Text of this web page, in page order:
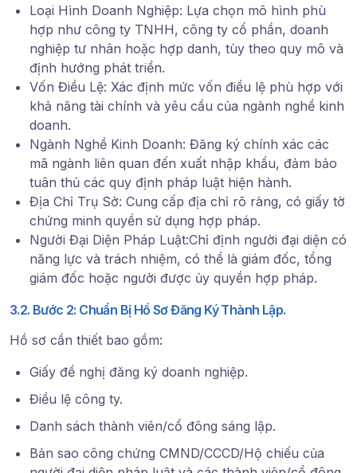
Loại Hình Doanh Nghiệp: Lựa chọn mô hình phù
hợp như công ty TNHH, công ty cổ phần, doanh
nghiệp tư nhân hoặc hợp danh, tùy theo quy mô và
định hướng phát triển.
Vốn Điều Lệ: Xác định mức vốn điều lệ phù hợp với
khả năng tài chính và yêu cầu của ngành nghề kinh
doanh.
Ngành Nghề Kinh Doanh: Đăng ký chính xác các
mã ngành liên quan đến xuất nhập khẩu, đảm bảo
tuân thủ các quy định pháp luật hiện hành.
Địa Chỉ Trụ Sở: Cung cấp địa chỉ rõ ràng, có giấy tờ
chứng minh quyền sử dụng hợp pháp.
Người Đại Diện Pháp Luật:Chỉ định người đại diện có
năng lực và trách nhiệm, có thể là giám đốc, tổng
giám đốc hoặc người được ủy quyền hợp pháp.
3.2. Bước 2: Chuẩn Bị Hồ Sơ Đăng Ký Thành Lập.
Hồ sơ cần thiết bao gồm:
Giấy đề nghị đăng ký doanh nghiệp.
Điều lệ công ty.
Danh sách thành viên/cổ đông sáng lập.
Bản sao công chứng CMND/CCCD/Hộ chiếu của